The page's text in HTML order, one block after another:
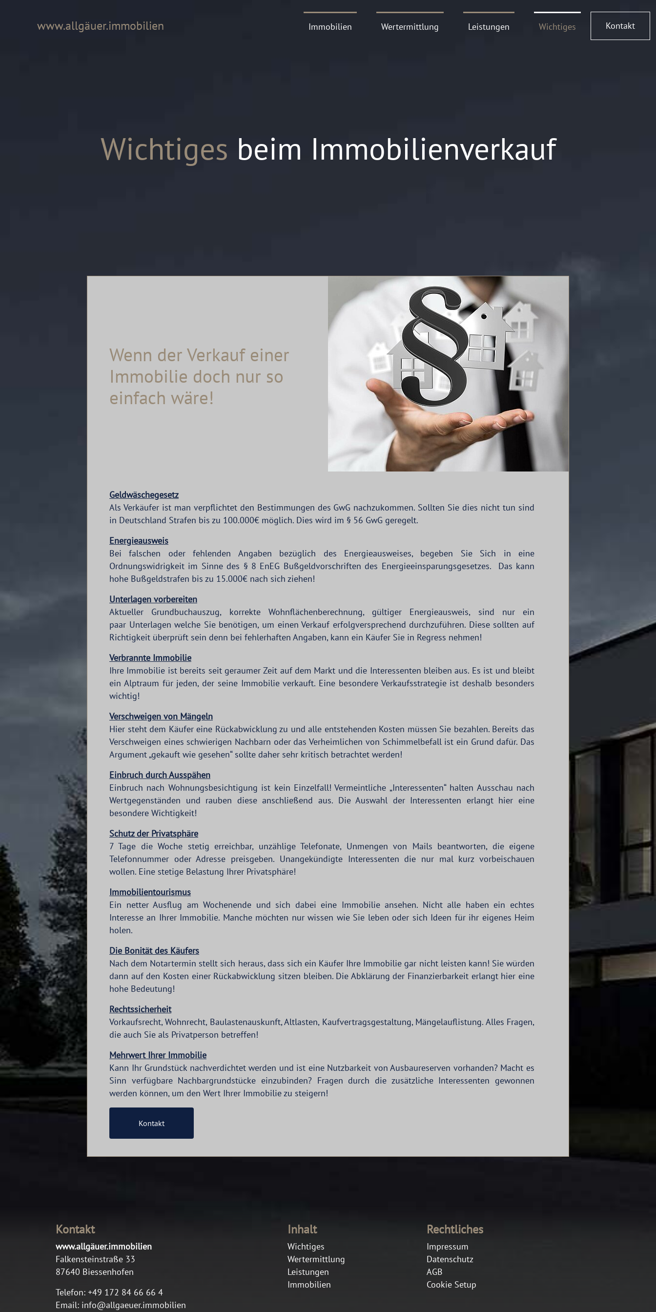
www.allgäuer.immobilien Immobilien Wertermittlung Leistungen Wichtiges Kontakt
Wichtiges beim Immobilienverkauf
Wenn der Verkauf einer
Immobilie doch nur so
einfach wäre!
Geldwäschegesetz
Als Verkäufer ist man verpflichtet den Bestimmungen des GwG nachzukommen. Sollten Sie dies nicht tun sind
in Deutschland Strafen bis zu 100.000€ möglich. Dies wird im § 56 GwG geregelt.
Energieausweis
Bei falschen oder fehlenden Angaben bezüglich des Energieausweises, begeben Sie Sich in eine
Ordnungswidrigkeit im Sinne des § 8 EnEG Bußgeldvorschriften des Energieeinsparungsgesetzes. Das kann
hohe Bußgeldstrafen bis zu 15.000€ nach sich ziehen!
Unterlagen vorbereiten
Aktueller Grundbuchauszug, korrekte Wohnflächenberechnung, gültiger Energieausweis, sind nur ein
paar Unterlagen welche Sie benötigen, um einen Verkauf erfolgversprechend durchzuführen. Diese sollten auf
Richtigkeit überprüft sein denn bei fehlerhaften Angaben, kann ein Käufer Sie in Regress nehmen!
Verbrannte Immobilie
Ihre Immobilie ist bereits seit geraumer Zeit auf dem Markt und die Interessenten bleiben aus. Es ist und bleibt
ein Alptraum für jeden, der seine Immobilie verkauft. Eine besondere Verkaufsstrategie ist deshalb besonders
wichtig!
Verschweigen von Mängeln
Hier steht dem Käufer eine Rückabwicklung zu und alle entstehenden Kosten müssen Sie bezahlen. Bereits das
Verschweigen eines schwierigen Nachbarn oder das Verheimlichen von Schimmelbefall ist ein Grund dafür. Das
Argument „gekauft wie gesehen“ sollte daher sehr kritisch betrachtet werden!
Einbruch durch Ausspähen
Einbruch nach Wohnungsbesichtigung ist kein Einzelfall! Vermeintliche „Interessenten“ halten Ausschau nach
Wertgegenständen und rauben diese anschließend aus. Die Auswahl der Interessenten erlangt hier eine
besondere Wichtigkeit!
Schutz der Privatsphäre
7 Tage die Woche stetig erreichbar, unzählige Telefonate, Unmengen von Mails beantworten, die eigene
Telefonnummer oder Adresse preisgeben. Unangekündigte Interessenten die nur mal kurz vorbeischauen
wollen. Eine stetige Belastung Ihrer Privatsphäre!
Immobilientourismus
Ein netter Ausflug am Wochenende und sich dabei eine Immobilie ansehen. Nicht alle haben ein echtes
Interesse an Ihrer Immobilie. Manche möchten nur wissen wie Sie leben oder sich Ideen für ihr eigenes Heim
holen.
Die Bonität des Käufers
Nach dem Notartermin stellt sich heraus, dass sich ein Käufer Ihre Immobilie gar nicht leisten kann! Sie würden
dann auf den Kosten einer Rückabwicklung sitzen bleiben. Die Abklärung der Finanzierbarkeit erlangt hier eine
hohe Bedeutung!
Rechtssicherheit
Vorkaufsrecht, Wohnrecht, Baulastenauskunft, Altlasten, Kaufvertragsgestaltung, Mängelauflistung. Alles Fragen,
die auch Sie als Privatperson betreffen!
Mehrwert Ihrer Immobilie
Kann Ihr Grundstück nachverdichtet werden und ist eine Nutzbarkeit von Ausbaureserven vorhanden? Macht es
Sinn verfügbare Nachbargrundstücke einzubinden? Fragen durch die zusätzliche Interessenten gewonnen
werden können, um den Wert Ihrer Immobilie zu steigern!
Kontakt
Kontakt
www.allgäuer.immobilien
Falkensteinstraße 33
87640 Biessenhofen
Telefon: +49 172 84 66 66 4
Email: info@allgaeuer.immobilien
Inhalt
Wichtiges
Wertermittlung
Leistungen
Immobilien
Rechtliches
Impressum
Datenschutz
AGB
Cookie Setup